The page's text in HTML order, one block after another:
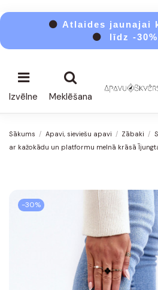
⚫ Atlaides jaunajai
⚫
līdz -
Izvēlne Meklēšana
Sākums Apavi, sieviešu apavi Zābaki
ar kažokādu un platformu melnā krāsā
-30%